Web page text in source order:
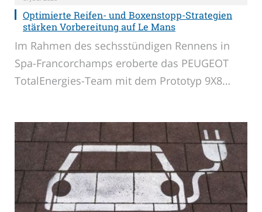
Optimierte Reifen- und Boxenstopp-Strategien
stärken Vorbereitung auf Le Mans
Im Rahmen des sechsstündigen Rennens in
Spa-Francorchamps eroberte das PEUGEOT
TotalEnergies-Team mit dem Prototyp 9X8…